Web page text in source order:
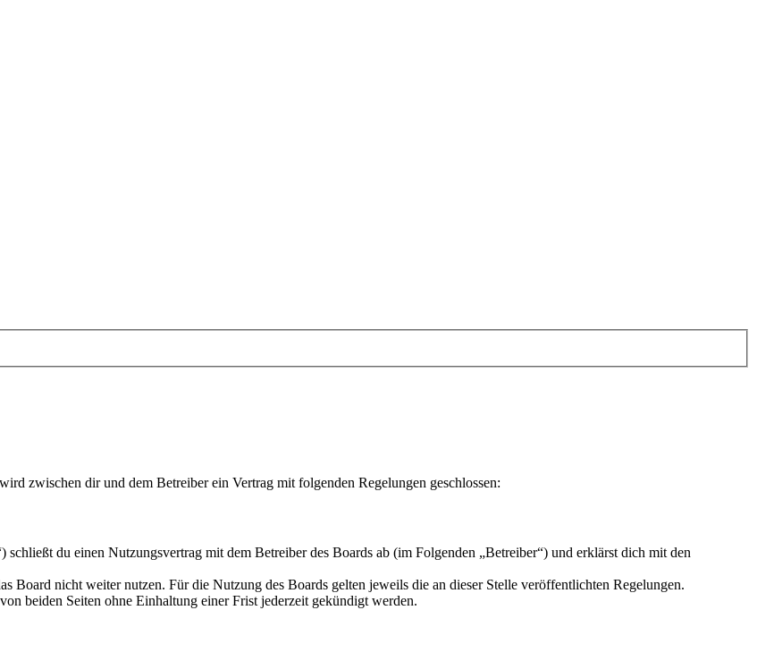
zwischen dir und dem Betreiber ein Vertrag mit folgenden Regelungen geschlossen:
du einen Nutzungsvertrag mit dem Betreiber des Boards ab (im Folgenden „Betreiber“) und erklärst dich mit den
Board nicht weiter nutzen. Für die Nutzung des Boards gelten jeweils die an dieser Stelle veröffentlichten Regelungen.
beiden Seiten ohne Einhaltung einer Frist jederzeit gekündigt werden.